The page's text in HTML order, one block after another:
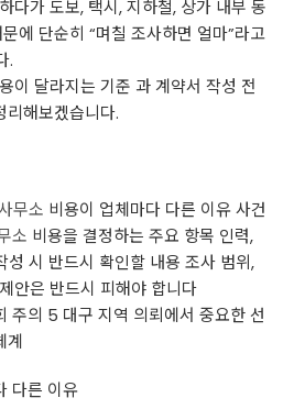
다가 도보, 택시, 지하철, 상가 내부 동
에 단순히 “며칠 조사하면 얼마”라고
.
이 달라지는 기준 과 계약서 작성 전
리해보겠습니다.
무소 비용이 업체마다 다른 이유 사건
소 비용을 결정하는 주요 항목 인력,
시 반드시 확인할 내용 조사 범위,
안은 반드시 피해야 합니다
주의 5 대구 지역 의뢰에서 중요한 선
계
다른 이유